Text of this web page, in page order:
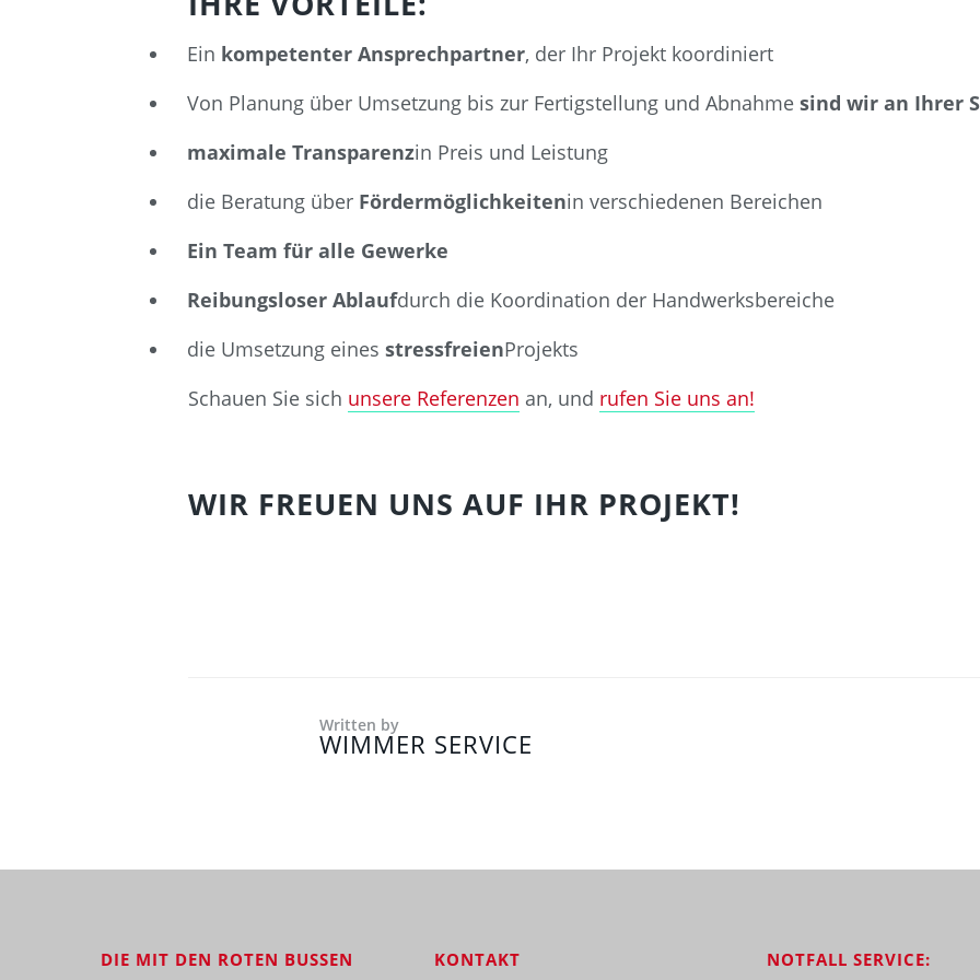
Ein kompetenter Ansprechpartner, der Ihr Projekt koordiniert
Von Planung über Umsetzung bis zur Fertigstellung und Abnahmesind wir an Ihrer
maximale Transparenzin Preis und Leistung
die Beratung über Fördermöglichkeitenin verschiedenen Bereichen
Ein Team für alle Gewerke
Reibungsloser Ablaufdurch die Koordination der Handwerksbereiche
die Umsetzung einesstressfreienProjekts
Schauen Sie sich unsere Referenzen an, und rufen Sie uns an!
WIR FREUEN UNS AUF IHR PROJEKT!
Written by
WIMMER SERVICE
DIE MIT DEN ROTEN BUSSEN KONTAKT NOTFALL SERVICE: